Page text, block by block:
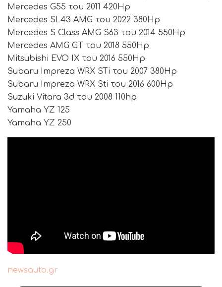
Mercedes G55 του 2011 420Hp
Mercedes SL43 AMG του 2022 380Hp
Mercedes S Class AMG S63 του 2014 550Hp
Mercedes AMG GT του 2018 550Hp
Mitsubishi EVO IX του 2016 550Hp
Subaru Impreza WRX STi του 2007 380Hp
Subaru Impreza WRX Sti του 2016 600Hp
Suzuki Vitara 3d του 2008 110hp
Yamaha YZ 125
Yamaha YZ 250
newsauto.gr